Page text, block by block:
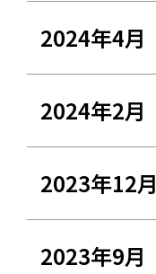
2024年4月
2024年2月
2023年12月
2023年9月